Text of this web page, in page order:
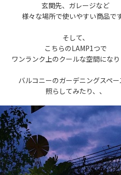
玄関先、ガレージなど
様々な場所で使いやすい商品で
そして、
こちらのLAMP1つで
ワンランク上のクールな空間にな
バルコニーのガーデニングスペ
照らしてみたり、、